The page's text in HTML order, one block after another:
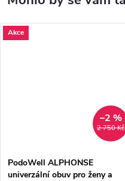
Akce
2 750 Kč
–2 %
PodoWell ALPHONSE
univerzální obuv pro ženy a